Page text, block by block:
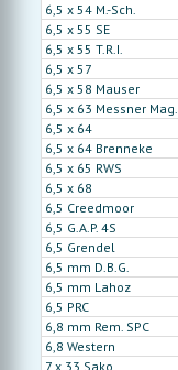
6,5 x 54 M.-Sch.
6,5 x 55 SE
6,5 x 55 T.R.I.
6,5 x 57
6,5 x 58 Mauser
6,5 x 63 Messner Mag.
6,5 x 64
6,5 x 64 Brenneke
6,5 x 65 RWS
6,5 x 68
6,5 Creedmoor
6,5 G.A.P. 4S
6,5 Grendel
6,5 mm D.B.G.
6,5 mm Lahoz
6,5 PRC
6,8 mm Rem. SPC
6,8 Western
7 x 33 Sako